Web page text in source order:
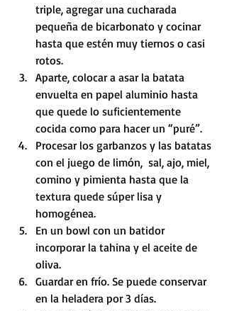
triple, agregar una cucharada
pequeña de bicarbonato y cocinar
hasta que estén muy tiernos o casi
rotos.
Aparte, colocar a asar la batata
envuelta en papel aluminio hasta
que quede lo suficientemente
cocida como para hacer un “puré”.
Procesar los garbanzos y las batatas
con el juego de limón,  sal, ajo, miel,
comino y pimienta hasta que la
textura quede súper lisa y
homogénea.
En un bowl con un batidor
incorporar la tahina y el aceite de
oliva.
Guardar en frío. Se puede conservar
en la heladera por 3 días.